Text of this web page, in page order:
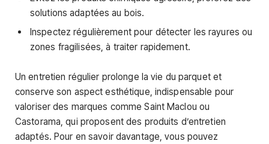
solutions adaptées au bois.
Inspectez régulièrement pour détecter les rayures ou
zones fragilisées, à traiter rapidement.
Un entretien régulier prolonge la vie du parquet et
conserve son aspect esthétique, indispensable pour
valoriser des marques comme Saint Maclou ou
Castorama, qui proposent des produits d’entretien
adaptés. Pour en savoir davantage, vous pouvez